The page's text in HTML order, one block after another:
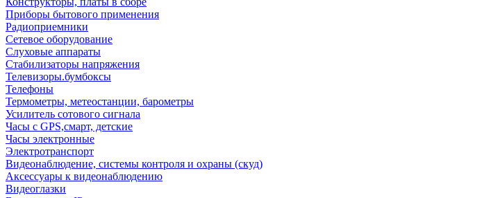
Приборы бытового применения
Радиоприемники
Сетевое оборудование
Слуховые аппараты
Стабилизаторы напряжения
Телевизоры.бумбоксы
Телефоны
Термометры, метеостанции, барометры
Усилитель сотового сигнала
Часы с GPS,смарт, детские
Часы электронные
Электротранспорт
Видеонаблюдение, системы контроля и охраны (скуд)
Аксессуары к видеонаблюдению
Видеоглазки